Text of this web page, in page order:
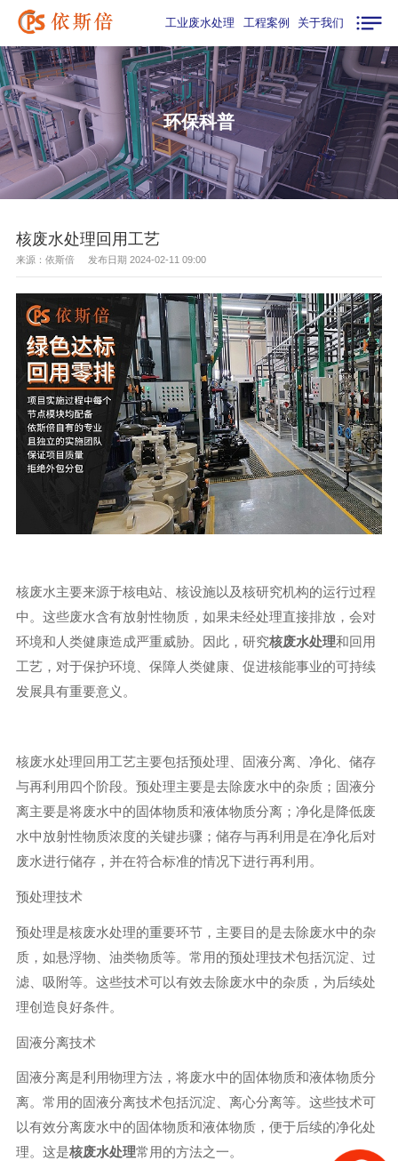
工业废水处理 工程案例 关于我们
环保科普
核废水处理回用工艺
来源：依斯倍 发布日期 2024-02-11 09:00
核废水主要来源于核电站、核设施以及核研究机构的运行过程
中。这些废水含有放射性物质，如果未经处理直接排放，会对
环境和人类健康造成严重威胁。因此，研究核废水处理和回用
工艺，对于保护环境、保障人类健康、促进核能事业的可持续
发展具有重要意义。
核废水处理回用工艺主要包括预处理、固液分离、净化、储存
与再利用四个阶段。预处理主要是去除废水中的杂质；固液分
离主要是将废水中的固体物质和液体物质分离；净化是降低废
水中放射性物质浓度的关键步骤；储存与再利用是在净化后对
废水进行储存，并在符合标准的情况下进行再利用。
预处理技术
预处理是核废水处理的重要环节，主要目的是去除废水中的杂
质，如悬浮物、油类物质等。常用的预处理技术包括沉淀、过
滤、吸附等。这些技术可以有效去除废水中的杂质，为后续处
理创造良好条件。
固液分离技术
固液分离是利用物理方法，将废水中的固体物质和液体物质分
离。常用的固液分离技术包括沉淀、离心分离等。这些技术可
以有效分离废水中的固体物质和液体物质，便于后续的净化处
理。这是核废水处理常用的方法之一。